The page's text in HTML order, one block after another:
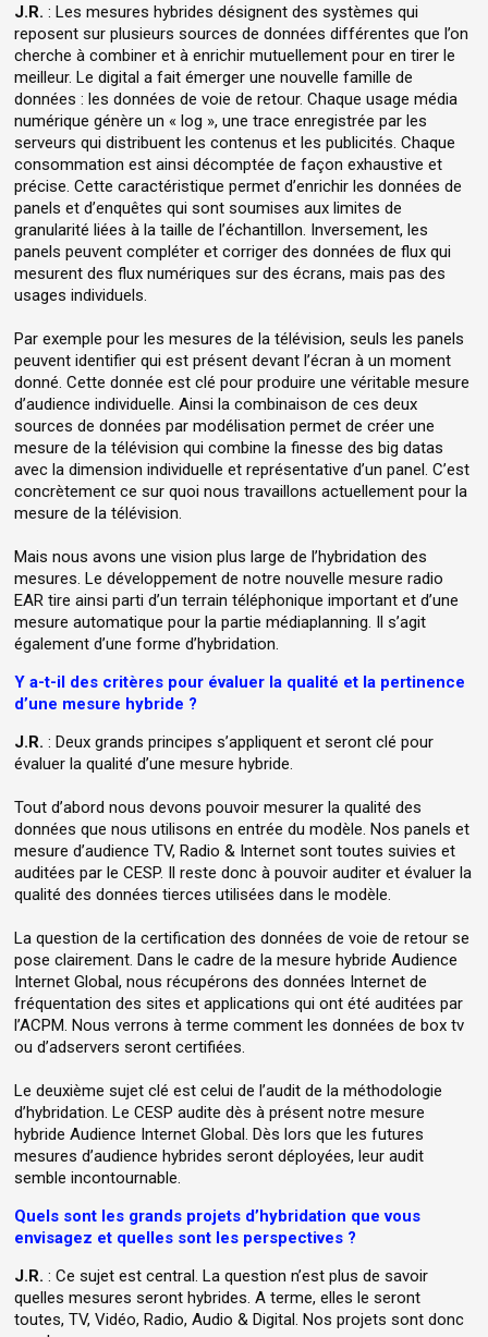
J.R. : Les mesures hybrides désignent des systèmes qui
reposent sur plusieurs sources de données différentes que l’on
cherche à combiner et à enrichir mutuellement pour en tirer le
meilleur. Le digital a fait émerger une nouvelle famille de
données : les données de voie de retour. Chaque usage média
numérique génère un « log », une trace enregistrée par les
serveurs qui distribuent les contenus et les publicités. Chaque
consommation est ainsi décomptée de façon exhaustive et
précise. Cette caractéristique permet d’enrichir les données de
panels et d’enquêtes qui sont soumises aux limites de
granularité liées à la taille de l’échantillon. Inversement, les
panels peuvent compléter et corriger des données de flux qui
mesurent des flux numériques sur des écrans, mais pas des
usages individuels.
Par exemple pour les mesures de la télévision, seuls les panels
peuvent identifier qui est présent devant l’écran à un moment
donné. Cette donnée est clé pour produire une véritable mesure
d’audience individuelle. Ainsi la combinaison de ces deux
sources de données par modélisation permet de créer une
mesure de la télévision qui combine la finesse des big datas
avec la dimension individuelle et représentative d’un panel. C’est
concrètement ce sur quoi nous travaillons actuellement pour la
mesure de la télévision.
Mais nous avons une vision plus large de l’hybridation des
mesures. Le développement de notre nouvelle mesure radio
EAR tire ainsi parti d’un terrain téléphonique important et d’une
mesure automatique pour la partie médiaplanning. Il s’agit
également d’une forme d’hybridation.
Y a-t-il des critères pour évaluer la qualité et la pertinence
d’une mesure hybride ?
J.R. : Deux grands principes s’appliquent et seront clé pour
évaluer la qualité d’une mesure hybride.
Tout d’abord nous devons pouvoir mesurer la qualité des
données que nous utilisons en entrée du modèle. Nos panels et
mesure d’audience TV, Radio & Internet sont toutes suivies et
auditées par le CESP. Il reste donc à pouvoir auditer et évaluer la
qualité des données tierces utilisées dans le modèle.
La question de la certification des données de voie de retour se
pose clairement. Dans le cadre de la mesure hybride Audience
Internet Global, nous récupérons des données Internet de
fréquentation des sites et applications qui ont été auditées par
l’ACPM. Nous verrons à terme comment les données de box tv
ou d’adservers seront certifiées.
Le deuxième sujet clé est celui de l’audit de la méthodologie
d’hybridation. Le CESP audite dès à présent notre mesure
hybride Audience Internet Global. Dès lors que les futures
mesures d’audience hybrides seront déployées, leur audit
semble incontournable.
Quels sont les grands projets d’hybridation que vous
envisagez et quelles sont les perspectives ?
J.R. : Ce sujet est central. La question n’est plus de savoir
quelles mesures seront hybrides. A terme, elles le seront
toutes, TV, Vidéo, Radio, Audio & Digital. Nos projets sont donc